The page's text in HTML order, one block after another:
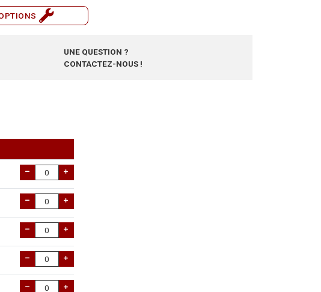
UNE QUESTION ?
CONTACTEZ-NOUS !